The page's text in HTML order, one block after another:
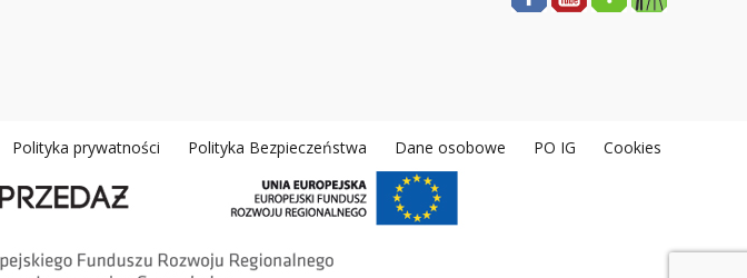
Polityka prywatności Polityka Bezpieczeństwa Dane osobowe PO IG Cookies